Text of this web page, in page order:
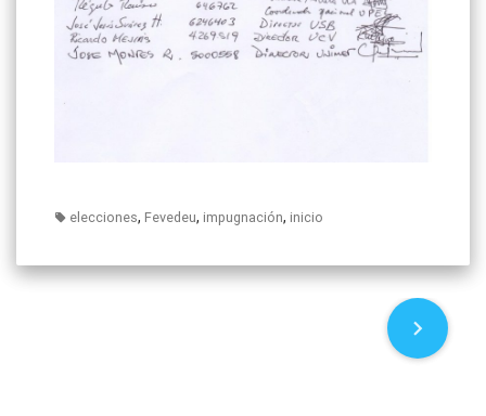
elecciones, Fevedeu, impugnación, inicio